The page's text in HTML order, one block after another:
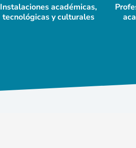
Instalaciones académicas,
tecnológicas y culturales